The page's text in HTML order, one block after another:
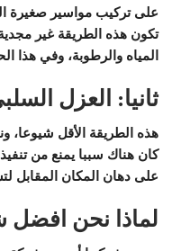
على تركيب مواسير صغيرة
تكون هذه الطريقة غير
المياه والرطوبة، وفي هذا
ثانيا: العزل
هذه الطريقة الأقل شيوعا،
كان هناك سببا يمنع من
على دهان المكان المقابل
لماذا نحن